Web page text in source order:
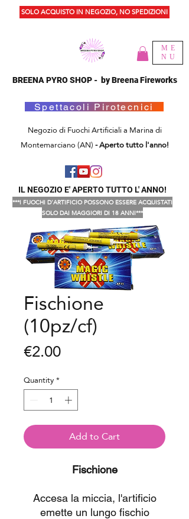
ME
NU
BREENA PYRO SHOP - by Breena Fireworks
Spettacoli Pirotecnici
Negozio di Fuochi Artificiali a Marina di
Montemarciano (AN)- Aperto tutto l'anno!
IL NEGOZIO E' APERTO TUTTO L' ANNO!
SOLO ACQUISTO IN NEGOZIO, NO SPEDIZIONI
***I FUOCHI D'ARTIFICIO POSSONO ESSERE ACQUISTATI
SOLO DAI MAGGIORI DI 18 ANNI***
Fischione
(10pz/cf)
€2.00Price
Quantity*
Add to Cart
Fischione
Accesa la miccia, l'artificio
emette un lungo fischio